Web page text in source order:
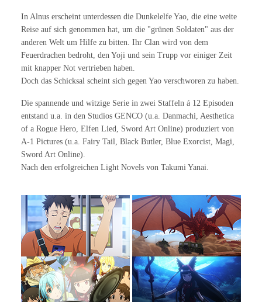
In Alnus erscheint unterdessen die Dunkelelfe Yao, die eine weite
Reise auf sich genommen hat, um die "grünen Soldaten" aus der
anderen Welt um Hilfe zu bitten. Ihr Clan wird von dem
Feuerdrachen bedroht, den Yoji und sein Trupp vor einiger Zeit
mit knapper Not vertrieben haben.
Doch das Schicksal scheint sich gegen Yao verschworen zu haben.
Die spannende und witzige Serie in zwei Staffeln á 12 Episoden
entstand u.a. in den Studios GENCO (u.a. Danmachi, Aesthetica
of a Rogue Hero, Elfen Lied, Sword Art Online) produziert von
A-1 Pictures (u.a. Fairy Tail, Black Butler, Blue Exorcist, Magi,
Sword Art Online).
Nach den erfolgreichen Light Novels von Takumi Yanai.